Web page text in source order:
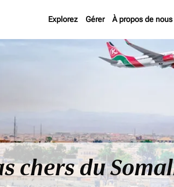
Explorez Gérer À propos de nous
chers du